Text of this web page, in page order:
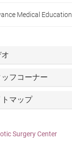
Medical Education
フコーナー
マップ
Surgery Center